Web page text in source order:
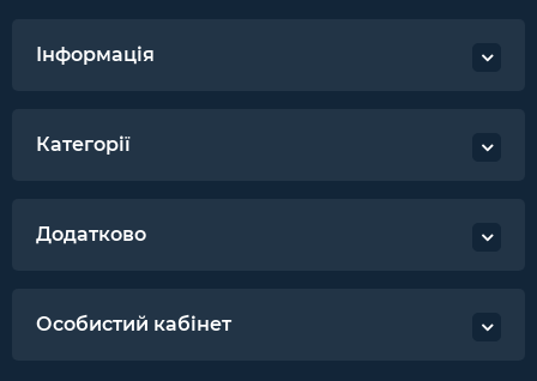
Інформація
Категорії
Додатково
Особистий кабінет